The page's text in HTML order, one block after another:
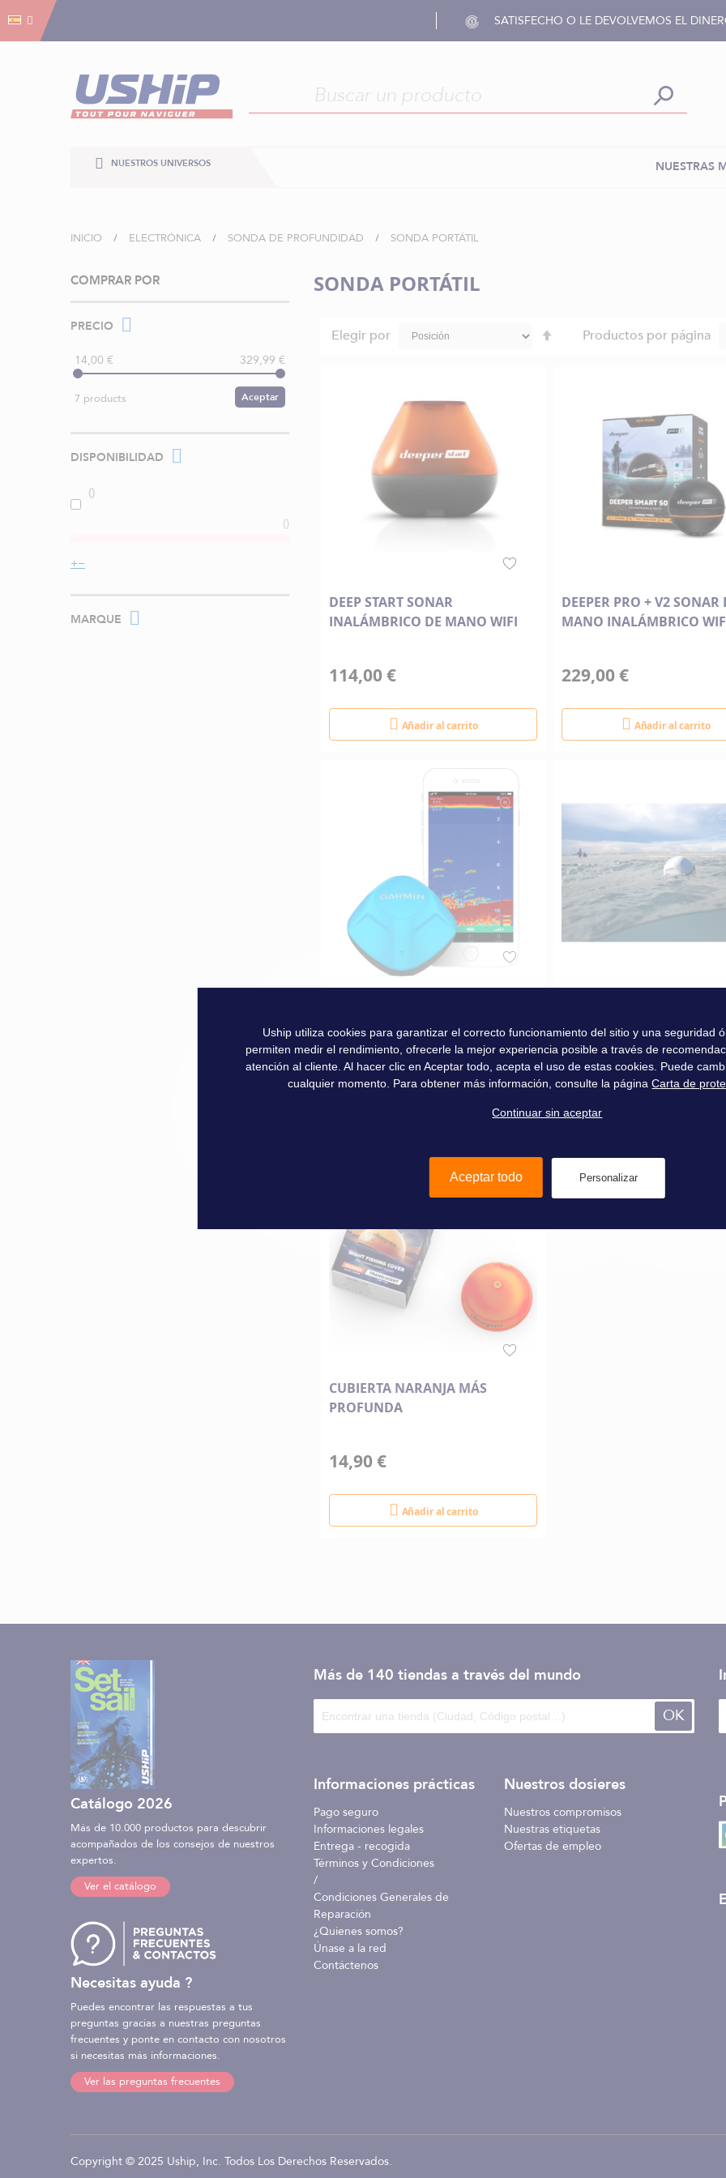
SATISFECHO O LE DEVOLVEMOS EL
NUESTROS UNIVERSOS NUESTRAS
INICIO ELECTRÓNICA SONDA DE PROFUNDIDAD SONDA PORTÁTIL
SONDA PORTÁTIL
Elegir por Productos por página
DEEP START SONAR
INALÁMBRICO DE MANO WIFI
114,00 €
Añadir al carrito
DEEPER PRO + V2 SONAR
MANO INALÁMBRICO
229,00 €
Añadir al carrito
159,00 € 209,00 €
CUBIERTA NARANJA MÁS
PROFUNDA
14,90 €
Añadir al carrito
COMPRAR POR
PRECIO
14,00 € 329,99 €
7 products Aceptar
DISPONIBILIDAD
MARQUE
Catálogo 2026
Más de 10.000 productos para descubrir
acompañados de los consejos de nuestros
expertos.
Ver el catálogo
Necesitas ayuda ?
Puedes encontrar las respuestas a tus
preguntas gracias a nuestras preguntas
frecuentes y ponte en contacto con nosotros
si necesitas más informaciones.
Ver las preguntas frecuentes
Más de 140 tiendas a través del mundo
OK
Informaciones prácticas
Pago seguro
Informaciones legales
Entrega - recogida
Términos y Condiciones
/
Condiciones Generales de
Reparación
¿Quienes somos?
Únase a la red
Contáctenos
Nuestros dosieres
Nuestros compromisos
Nuestras etiquetas
Ofertas de empleo
Copyright © 2025 Uship, Inc. Todos Los Derechos Reservados.
Gestión de cookies
Uship utiliza cookies para garantizar el correcto funcionamiento del sitio y una seguridad
permiten medir el rendimiento, ofrecerle la mejor experiencia posible a través de
atención al cliente. Al hacer clic en Aceptar todo, acepta el uso de estas cookies. Puede
cualquier momento. Para obtener más información, consulte la páginaCarta de
Continuar sin aceptar
Aceptar todo Personalizar
Gestión de cookies